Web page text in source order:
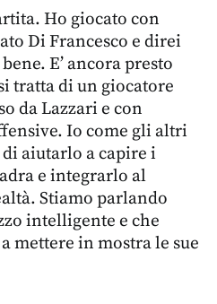
Ho giocato con
Di Francesco e direi
E’ ancora presto
tratta di un giocatore
da Lazzari e con
Io come gli altri
aiutarlo a capire i
e integrarlo al
Stiamo parlando
intelligente e che
mettere in mostra le sue